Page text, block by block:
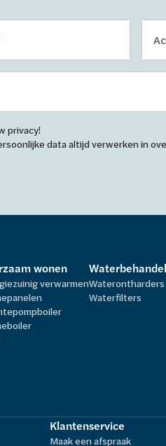
privacy!
data altijd verwerken in
wonen
verwarmenWaterontharders
Waterfilters
Klantenservice
Maak een afspraak